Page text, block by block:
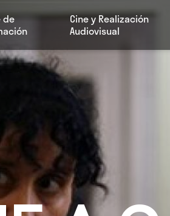
de
Cine y Realización
Audiovisual